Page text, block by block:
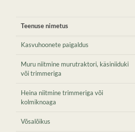
Teenuse nimetus
Kasvuhoonete paigaldus
Muru niitmine murutraktori, käsiniiduki
või trimmeriga
Heina niitmine trimmeriga või
kolmiknoaga
Võsalõikus